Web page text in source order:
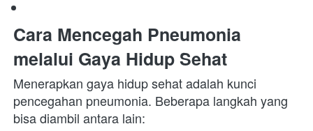
Cara Mencegah Pneumonia
melalui Gaya Hidup Sehat
Menerapkan gaya hidup sehat adalah kunci
pencegahan pneumonia. Beberapa langkah yang
bisa diambil antara lain: